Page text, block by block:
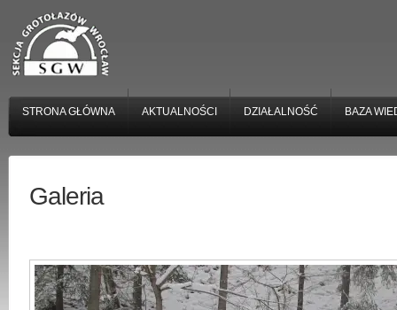
STRONA GŁÓWNA AKTUALNOŚCI DZIAŁALNOŚĆ BAZA
Galeria